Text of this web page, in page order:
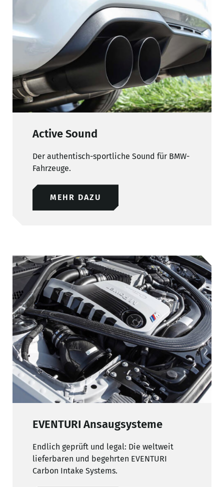
Active Sound
Der authentisch-sportliche Sound für BMW-
Fahrzeuge.
MEHR DAZU
EVENTURI Ansaugsysteme
Endlich geprüft und legal: Die weltweit
lieferbaren und begehrten EVENTURI
Carbon Intake Systems.